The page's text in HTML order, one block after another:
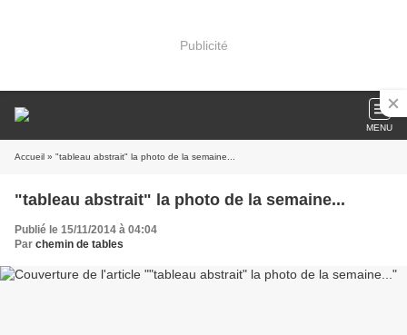
Publicité
MENU
Accueil » "tableau abstrait" la photo de la semaine...
"tableau abstrait" la photo de la semaine...
Publié le 15/11/2014 à 04:04
Par chemin de tables